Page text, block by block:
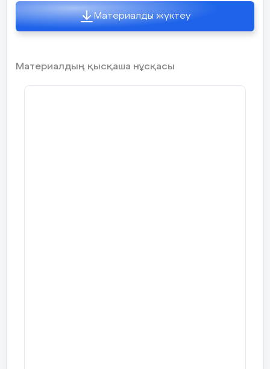
мүмкіндігін дұрыс пайдалана білуіміз керек.
Ұстаз болу үшін адамның бойында жігерлілік
талаптар көп, осы талаптарды орындау үшін де
Материалды жүктеу
Материалдың қысқаша нұсқасы